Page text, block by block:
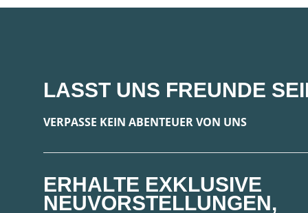
LASST UNS FREUNDE
VERPASSE KEIN ABENTEUER VON UNS
ERHALTE EXKLUSIVE
NEUVORSTELLUNGEN,